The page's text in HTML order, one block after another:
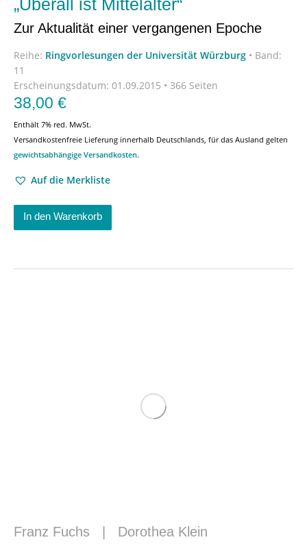
„Überall ist Mittelalter“
Zur Aktualität einer vergangenen Epoche
Reihe: Ringvorlesungen der Universität Würzburg • Band:
11
Erscheinungsdatum: 01.09.2015 • 366 Seiten
38,00 €
Enthält 7% red. MwSt.
Versandkostenfreie Lieferung innerhalb Deutschlands, für das Ausland gelten
gewichtsabhängige Versandkosten.
Auf die Merkliste
In den Warenkorb
Franz Fuchs Dorothea Klein